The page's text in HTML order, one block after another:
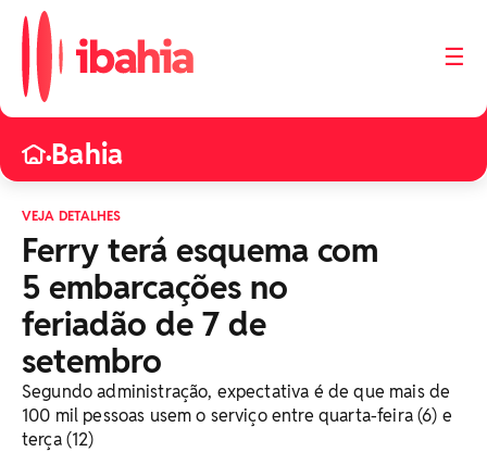
☰
•Bahia
VEJA DETALHES
Ferry terá esquema com
5 embarcações no
feriadão de 7 de
setembro
Segundo administração, expectativa é de que mais de
100 mil pessoas usem o serviço entre quarta-feira (6) e
terça (12)